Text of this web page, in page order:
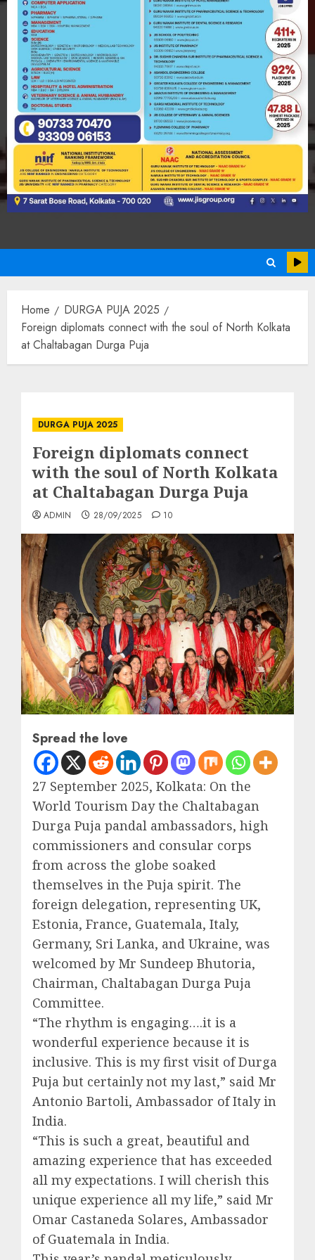
Home
DURGA PUJA 2025
Foreign diplomats connect with the soul of North Kolkata
at Chaltabagan Durga Puja
DURGA PUJA 2025
Foreign diplomats connect
with the soul of North Kolkata
at Chaltabagan Durga Puja
ADMIN 28/09/2025 10
Spread the love
27 September 2025, Kolkata: On the
World Tourism Day the Chaltabagan
Durga Puja pandal ambassadors, high
commissioners and consular corps
from across the globe soaked
themselves in the Puja spirit. The
foreign delegation, representing UK,
Estonia, France, Guatemala, Italy,
Germany, Sri Lanka, and Ukraine, was
welcomed by Mr Sundeep Bhutoria,
Chairman, Chaltabagan Durga Puja
Committee.
“The rhythm is engaging….it is a
wonderful experience because it is
inclusive. This is my first visit of Durga
Puja but certainly not my last,” said Mr
Antonio Bartoli, Ambassador of Italy in
India.
“This is such a great, beautiful and
amazing experience that has exceeded
all my expectations. I will cherish this
unique experience all my life,” said Mr
Omar Castaneda Solares, Ambassador
of Guatemala in India.